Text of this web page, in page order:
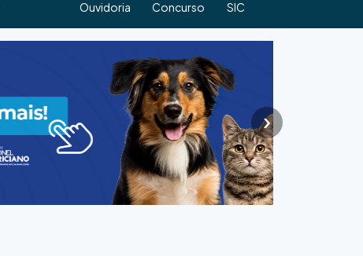
Ouvidoria Concurso
SIC
›